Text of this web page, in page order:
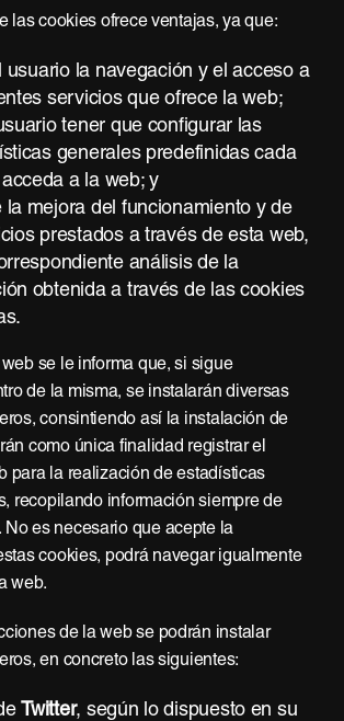
las cookies ofrece ventajas, ya que:
usuario la navegación y el acceso a
servicios que ofrece la web;
tener que configurar las
generales predefinidas cada
a la web; y
la mejora del funcionamiento y de
prestados a través de esta web,
análisis de la
obtenida a través de las cookies
se le informa que, si sigue
de la misma, se instalarán diversas
consintiendo así la instalación de
como única finalidad registrar el
para la realización de estadísticas
recopilando información siempre de
No es necesario que acepte la
cookies, podrá navegar igualmente
web.
de la web se podrán instalar
en concreto las siguientes:
Twitter, según lo dispuesto en su